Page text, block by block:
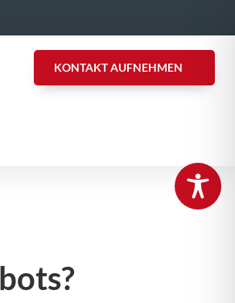
KONTAKT AUFNEHMEN